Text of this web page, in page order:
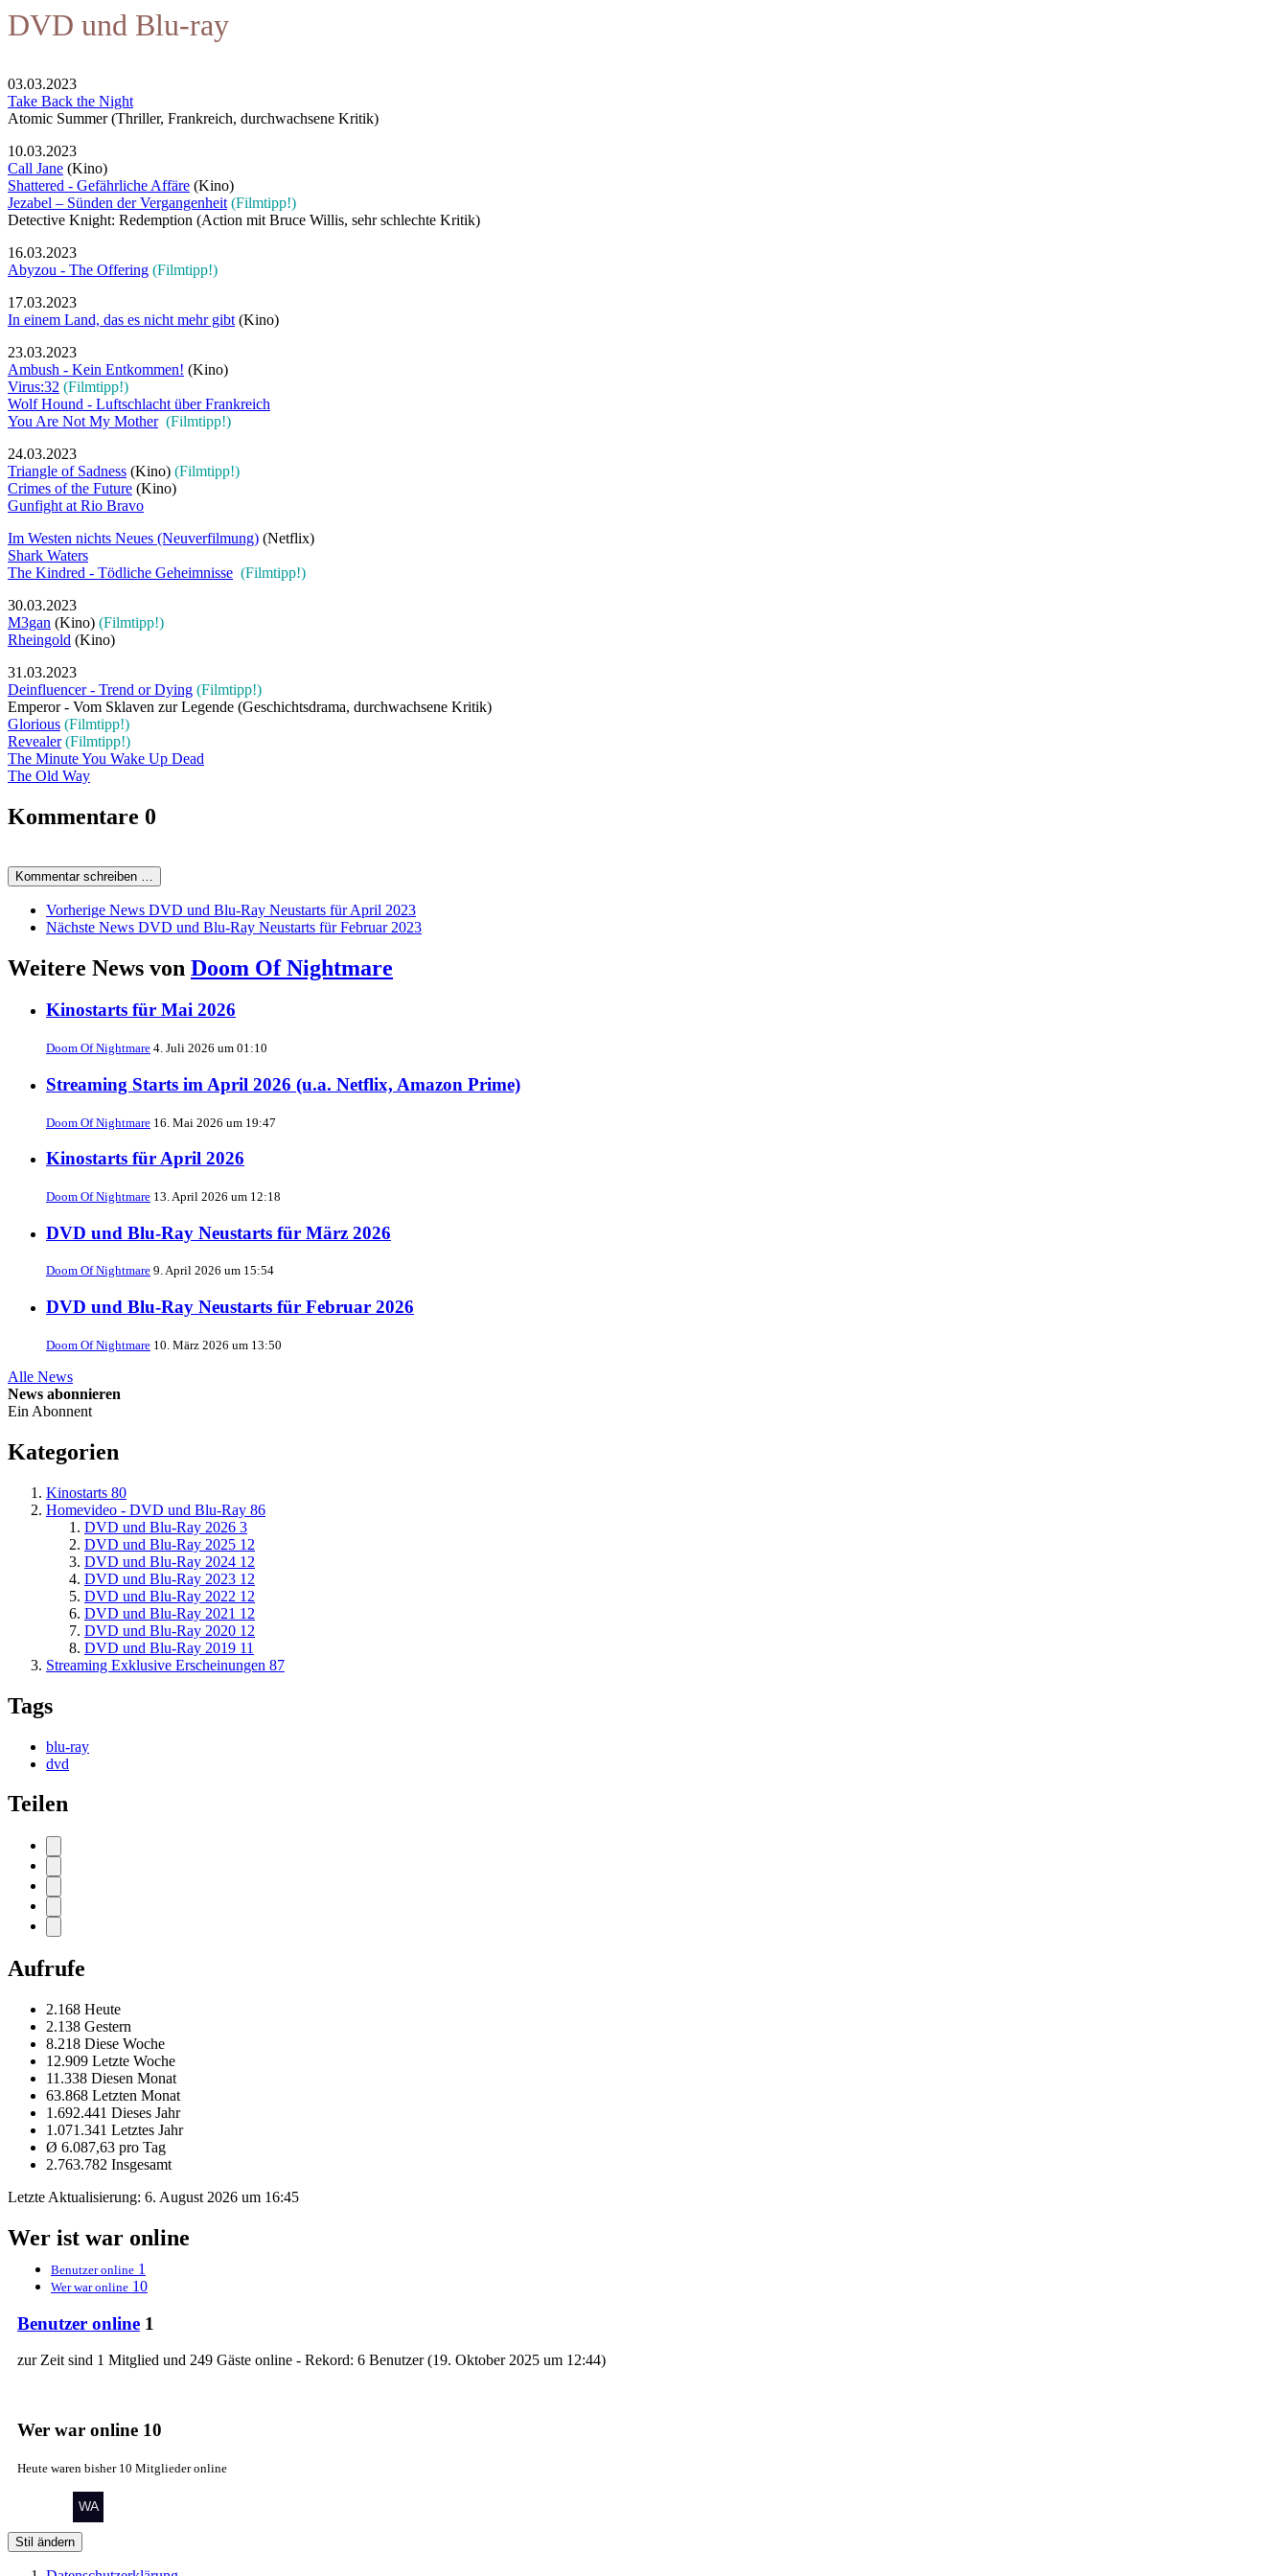
DVD und Blu-ray
03.03.2023
Take Back the Night
Atomic Summer (Thriller, Frankreich, durchwachsene Kritik)
10.03.2023
Call Jane (Kino)
Shattered - Gefährliche Affäre (Kino)
Jezabel – Sünden der Vergangenheit (Filmtipp!)
Detective Knight: Redemption (Action mit Bruce Willis, sehr schlechte Kritik)
16.03.2023
Abyzou - The Offering (Filmtipp!)
17.03.2023
In einem Land, das es nicht mehr gibt (Kino)
23.03.2023
Ambush - Kein Entkommen! (Kino)
Virus:32 (Filmtipp!)
Wolf Hound - Luftschlacht über Frankreich
You Are Not My Mother (Filmtipp!)
24.03.2023
Triangle of Sadness (Kino) (Filmtipp!)
Crimes of the Future (Kino)
Gunfight at Rio Bravo
Im Westen nichts Neues (Neuverfilmung) (Netflix)
Shark Waters
The Kindred - Tödliche Geheimnisse (Filmtipp!)
30.03.2023
M3gan (Kino) (Filmtipp!)
Rheingold (Kino)
31.03.2023
Deinfluencer - Trend or Dying (Filmtipp!)
Emperor - Vom Sklaven zur Legende (Geschichtsdrama, durchwachsene Kritik)
Glorious (Filmtipp!)
Revealer (Filmtipp!)
The Minute You Wake Up Dead
The Old Way
Kommentare 0
Kommentar schreiben …
Vorherige News DVD und Blu-Ray Neustarts für April 2023
Nächste News DVD und Blu-Ray Neustarts für Februar 2023
Weitere News von Doom Of Nightmare
Kinostarts für Mai 2026
Doom Of Nightmare 4. Juli 2026 um 01:10
Streaming Starts im April 2026 (u.a. Netflix, Amazon Prime)
Doom Of Nightmare 16. Mai 2026 um 19:47
Kinostarts für April 2026
Doom Of Nightmare 13. April 2026 um 12:18
DVD und Blu-Ray Neustarts für März 2026
Doom Of Nightmare 9. April 2026 um 15:54
DVD und Blu-Ray Neustarts für Februar 2026
Doom Of Nightmare 10. März 2026 um 13:50
Alle News
News abonnieren
Ein Abonnent
Kategorien
Kinostarts 80
Homevideo - DVD und Blu-Ray 86
DVD und Blu-Ray 2026 3
DVD und Blu-Ray 2025 12
DVD und Blu-Ray 2024 12
DVD und Blu-Ray 2023 12
DVD und Blu-Ray 2022 12
DVD und Blu-Ray 2021 12
DVD und Blu-Ray 2020 12
DVD und Blu-Ray 2019 11
Streaming Exklusive Erscheinungen 87
Tags
blu-ray
dvd
Teilen
Aufrufe
2.168 Heute
2.138 Gestern
8.218 Diese Woche
12.909 Letzte Woche
11.338 Diesen Monat
63.868 Letzten Monat
1.692.441 Dieses Jahr
1.071.341 Letztes Jahr
Ø 6.087,63 pro Tag
2.763.782 Insgesamt
Letzte Aktualisierung: 6. August 2026 um 16:45
Wer ist war online
Benutzer online 1
Wer war online 10
Benutzer online 1
zur Zeit sind 1 Mitglied und 249 Gäste online - Rekord: 6 Benutzer (19. Oktober 2025 um 12:44)
Wer war online 10
Heute waren bisher 10 Mitglieder online
Stil ändern